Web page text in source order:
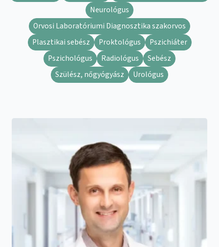
Neurológus
Orvosi Laboratóriumi Diagnosztika szakorvos
Plasztikai sebész
Proktológus
Pszichiáter
Pszichológus
Radiológus
Sebész
Szülész, nőgyógyász
Urológus